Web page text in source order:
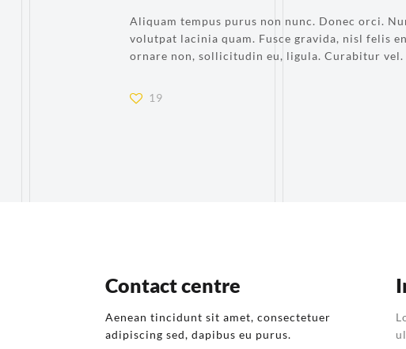
Aliquam tempus purus non nunc. Donec orci.
volutpat lacinia quam. Fusce gravida, nisl felis
ornare non, sollicitudin eu, ligula. Curabitur vel.
19
Contact centre
Aenean tincidunt sit amet, consectetuer
adipiscing sed, dapibus eu purus.